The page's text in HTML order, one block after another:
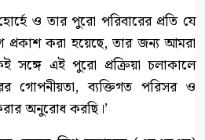
ও তার পুরো পরিবারের প্রতি যে
প্রকাশ করা হয়েছে, তার জন্য আমরা
সঙ্গে এই পুরো প্রক্রিয়া চলাকালে
গোপনীয়তা, ব্যক্তিগত পরিসর ও
অনুরোধ করছি।’